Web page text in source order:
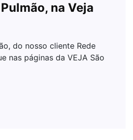
na Veja
do nosso cliente Rede
nas páginas da VEJA São